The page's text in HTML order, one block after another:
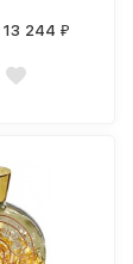
13 244₽